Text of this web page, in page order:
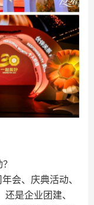
会、庆典活动、
是企业团建、